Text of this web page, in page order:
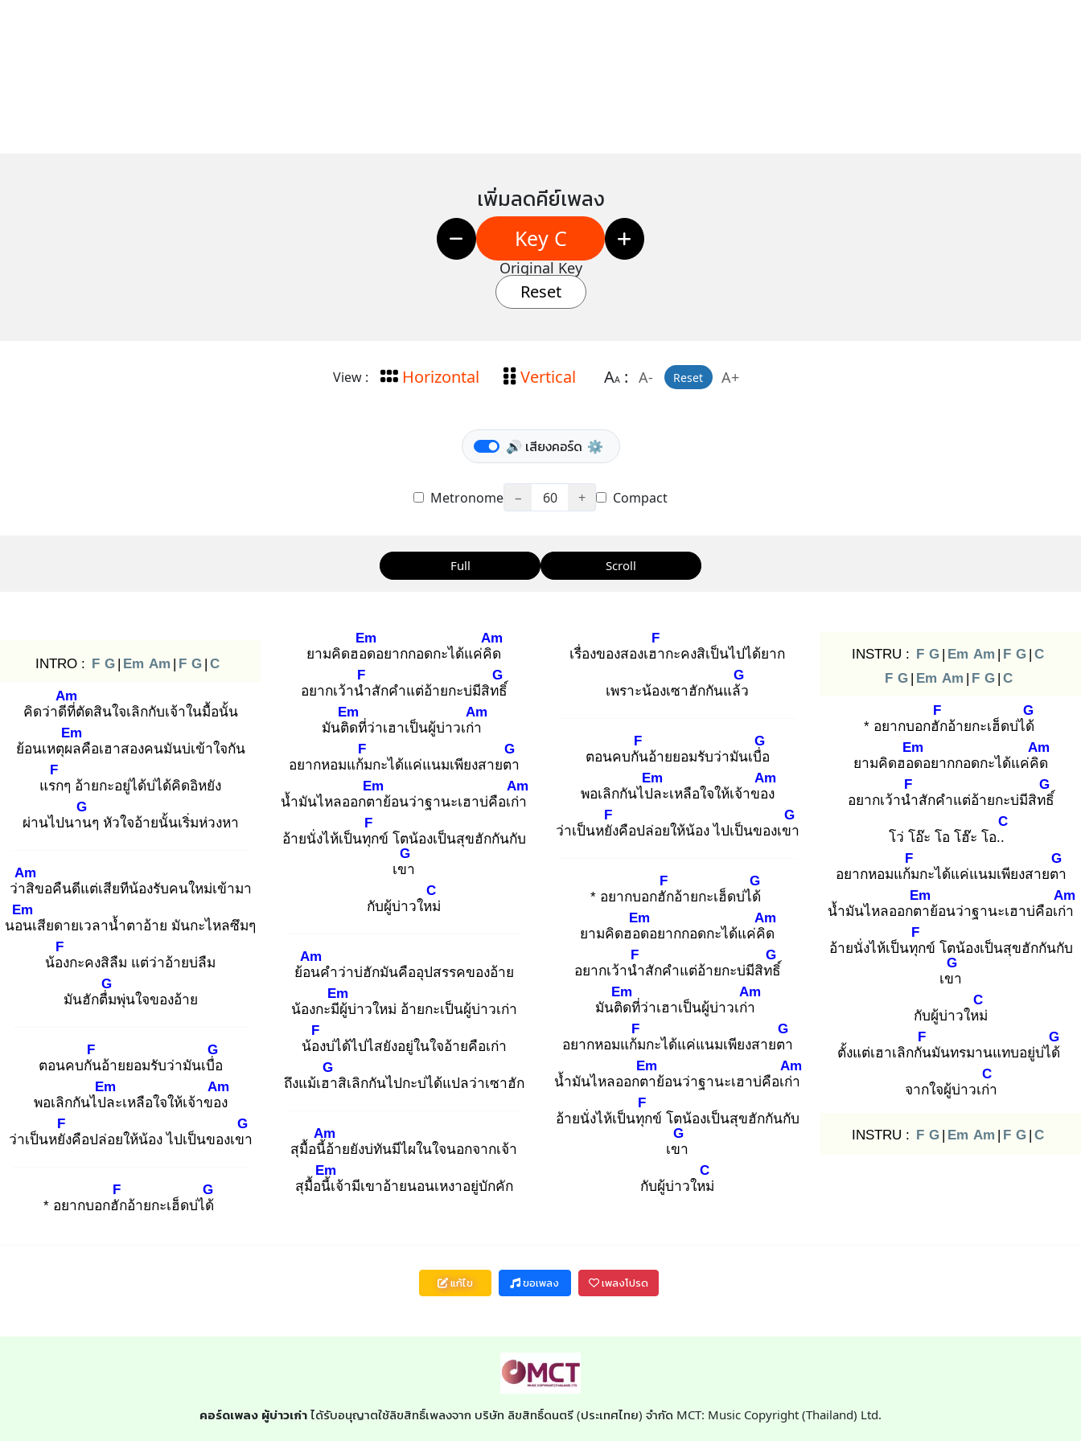
เพิ่มลดคีย์เพลง
Key C
Original Key
Reset
View : Horizontal Vertical AA: A- Reset A+
🔊 เสียงคอร์ด ⚙️
Metronome − 60 + Compact
Full Scroll
INTRO : F G | Em Am | F G | C
คิดว่าดีที่
Am
ตัดสินใจเลิกกับเจ้าในมื้อนั้น
ย้อนเหตุผล
Em
คือเฮาสองคนมันบ่เข้าใจกัน
แรก
F
ๆ อ้ายกะอยู่ได้บ่ได้คิดอิหยัง
ผ่านไปนาน
G
ๆ หัวใจอ้ายนั้นเริ่มห่วงหา
ว่าสิ
Am
ขอคืนดีแต่เสียทีน้องรับคนใหม่เข้ามา
นอน
Em
เสียดายเวลาน้ำตาอ้าย มันกะไหลซึมๆ
น้อง
F
กะคงสิลืม แต่ว่าอ้ายบ่ลืม
มันฮักตื่ม
G
พุ่นใจของอ้าย
ตอนคบกัน
F
อ้ายยอมรับว่ามันเบื่อ
G
พอเลิกกันไปล
Em
ะเหลือใจให้เจ้าของ
Am
ว่าเป็นหยัง
F
คือปล่อยให้น้อง ไปเป็นของเขา
G
* อยากบอกฮัก
F
อ้ายกะเฮ็ดบ่ได้
G
ยามคิดฮอด
Em
อยากกอดกะได้แค่คิด
Am
อยากเว้านำ
F
สักคำแต่อ้ายกะบ่มีสิทธิ์
G
มันติด
Em
ที่ว่าเฮาเป็นผู้บ่าวเก่า
Am
อยากหอมแก้ม
F
กะได้แค่แนมเพียงสายตา
G
น้ำมันไหลออกตา
Em
ย้อนว่าฐานะเฮาบ่คือเก่า
Am
อ้ายนั่งไห้เป็นทุก
F
ข์ โตน้องเป็นสุขฮักกันกับ
เขา
G
กับผู้บ่าวใหม่
C
ย้อน
Am
คำว่าบ่ฮักมันคืออุปสรรคของอ้าย
น้องกะมีผู้
Em
บ่าวใหม่ อ้ายกะเป็นผู้บ่าวเก่า
น้อง
F
บ่ได้ไปไสยังอยู่ในใจอ้ายคือเก่า
ถึงแม้เฮา
G
สิเลิกกันไปกะบ่ได้แปลว่าเซาฮัก
สุมื้อนี้อ้
Am
ายยังบ่ทันมีไผในใจนอกจากเจ้า
สุมื้อนี้เ
Em
จ้ามีเขาอ้ายนอนเหงาอยู่บักคัก
เรื่องของสองเฮา
F
กะคงสิเป็นไปได้ยาก
เพราะน้องเซาฮักกันแล้ว
G
ตอนคบกัน
F
อ้ายยอมรับว่ามันเบื่อ
G
พอเลิกกันไปล
Em
ะเหลือใจให้เจ้าของ
Am
ว่าเป็นหยัง
F
คือปล่อยให้น้อง ไปเป็นของเขา
G
* อยากบอกฮัก
F
อ้ายกะเฮ็ดบ่ได้
G
ยามคิดฮอด
Em
อยากกอดกะได้แค่คิด
Am
อยากเว้านำ
F
สักคำแต่อ้ายกะบ่มีสิทธิ์
G
มันติด
Em
ที่ว่าเฮาเป็นผู้บ่าวเก่า
Am
อยากหอมแก้ม
F
กะได้แค่แนมเพียงสายตา
G
น้ำมันไหลออกตา
Em
ย้อนว่าฐานะเฮาบ่คือเก่า
Am
อ้ายนั่งไห้เป็นทุก
F
ข์ โตน้องเป็นสุขฮักกันกับ
เขา
G
กับผู้บ่าวใหม่
C
INSTRU : F G | Em Am | F G | C
F G | Em Am | F G | C
* อยากบอกฮัก
F
อ้ายกะเฮ็ดบ่ได้
G
ยามคิดฮอด
Em
อยากกอดกะได้แค่คิด
Am
อยากเว้านำ
F
สักคำแต่อ้ายกะบ่มีสิทธิ์
G
โว่ โอ๊ะ โอ โฮ๊ะ โอ..
C
อยากหอมแก้ม
F
กะได้แค่แนมเพียงสายตา
G
น้ำมันไหลออกตา
Em
ย้อนว่าฐานะเฮาบ่คือเก่า
Am
อ้ายนั่งไห้เป็นทุก
F
ข์ โตน้องเป็นสุขฮักกันกับ
เขา
G
กับผู้บ่าวใหม่
C
ตั้งแต่เฮาเลิกกัน
F
มันทรมานแทบอยู่บ่ได้
G
จากใจผู้บ่าวเก่า
C
INSTRU : F G | Em Am | F G | C
แก้ไข ขอเพลง เพลงโปรด
คอร์ดเพลง ผู้บ่าวเก่า ได้รับอนุญาตใช้ลิขสิทธิ์เพลงจาก บริษัท ลิขสิทธิ์ดนตรี (ประเทศไทย) จำกัด MCT: Music Copyright (Thailand) Ltd.